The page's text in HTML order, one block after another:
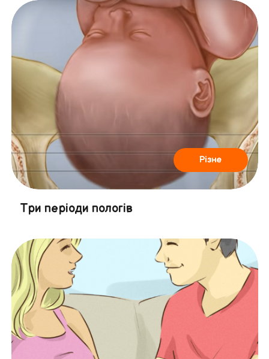
Різне
Три періоди пологів